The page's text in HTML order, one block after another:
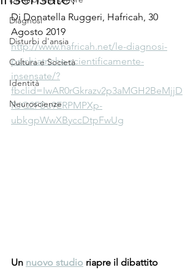
Diagnosi
Disturbi d'ansia
Cultura e Società
Identità
Neuroscienze
Di Donatella Ruggeri, Hafricah, 30
Agosto 2019
http://www.hafricah.net/le-diagnosi-
psichiatriche-scientificamente-
insensate/?
fbclid=IwAR0rGkrazv2p3aMGH2BeMjjD
RJQ2FBu9ERPMPXp-
ubkgpWwXByccDtpFwUg
Un nuovo studio riapre il dibattito